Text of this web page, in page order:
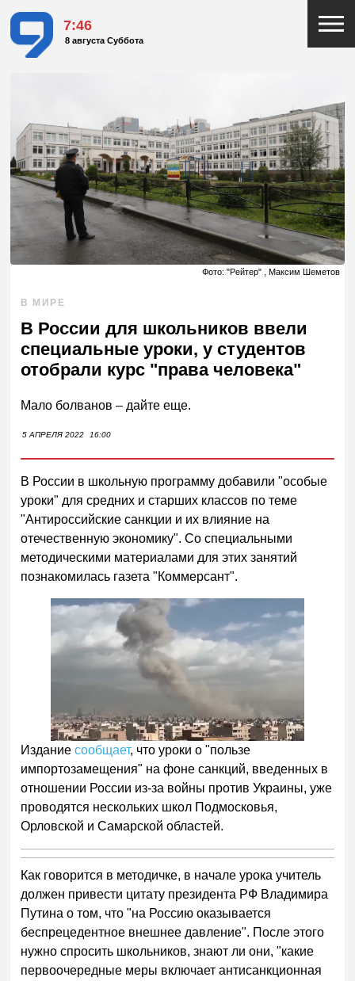
7:46
8 августа Суббота
Фото: "Рейтер" , Максим Шеметов
В МИРЕ
В России для школьников ввели
специальные уроки, у студентов
отобрали курс "права человека"
Мало болванов – дайте еще.
5 АПРЕЛЯ 2022 16:00
В России в школьную программу добавили "особые
уроки" для средних и старших классов по теме
"Антироссийские санкции и их влияние на
отечественную экономику". Со специальными
методическими материалами для этих занятий
познакомилась газета "Коммерсант".
Изданиесообщает, что уроки о "пользе
импортозамещения" на фоне санкций, введенных в
отношении России из-за войны против Украины, уже
проводятся нескольких школ Подмосковья,
Орловской и Самарской областей.
Как говорится в методичке, в начале урока учитель
должен привести цитату президента РФ Владимира
Путина о том, что "на Россию оказывается
беспрецедентное внешнее давление". После этого
нужно спросить школьников, знают ли они, "какие
первоочередные меры включает антисанкционная